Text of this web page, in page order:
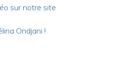
sur notre site
Ondjani !